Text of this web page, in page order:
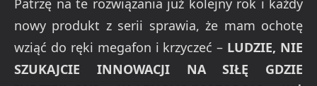
Patrzę na te rozwiązania już kolejny rok i każdy
nowy produkt z serii sprawia, że mam ochotę
wziąć do ręki megafon i krzyczeć – LUDZIE, NIE
SZUKAJCIE INNOWACJI NA SIŁĘ GDZIE